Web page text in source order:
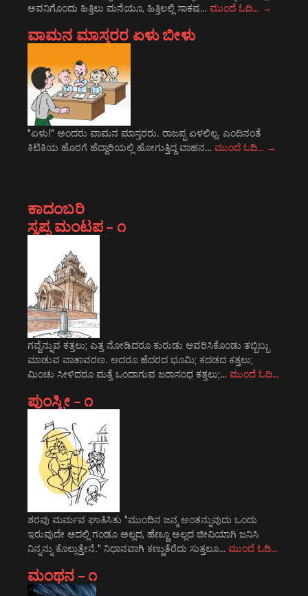
ಅವನಿಗೊಂದು ಹಿತ್ತಿಲು ಮನೆಯೂ, ಹಿತ್ತಿಲಲ್ಲಿ ಸಾಕಷ… ಮುಂದೆ ಓದಿ… →
ವಾಮನ ಮಾಸ್ತರರ ಏಳು ಬೀಳು
"ಏಳು!" ಅಂದರು ವಾಮನ ಮಾಸ್ತರರು. ರಾಜಪ್ಪ ಏಳಲಿಲ್ಲ. ಎಂದಿನಂತೆ
ಕಿಟಿಕಿಯ ಹೊರಗೆ ಹೆದ್ದಾರಿಯಲ್ಲಿ ಹೋಗುತ್ತಿದ್ದ ವಾಹನ… ಮುಂದೆ ಓದಿ… →
ಕಾದಂಬರಿ
ಸ್ವಪ್ನ ಮಂಟಪ – ೧
ಗವ್ವೆನ್ನುವ ಕತ್ತಲು; ಎತ್ತ ನೋಡಿದರೂ ಕುರುಡು ಆವರಿಸಿಕೊಂಡು ತಬ್ಬಿಬ್ಬು
ಮಾಡುವ ವಾತಾವರಣ. ಆದರೂ ಹೆದರದ ಭೂಮಿ; ಕದಡದ ಕತ್ತಲು;
ಮಿಂಚು ಸೀಳಿದರೂ ಮತ್ತೆ ಒಂದಾಗುವ ಜರಾಸಂಧ ಕತ್ತಲು;… ಮುಂದೆ ಓದಿ…
ಪುಂಸ್ತ್ರೀ – ೧
ಶರವು ಮರ್ಮವ ಘಾತಿಸಿತು "ಮುಂದಿನ ಜನ್ಮ ಅಂತನ್ನುವುದು ಒಂದು
ಇರುವುದೇ ಆದಲ್ಲಿ ಗಂಡೂ ಅಲ್ಲದ, ಹೆಣ್ಣೂ ಅಲ್ಲದ ಜೀವಿಯಾಗಿ ಜನಿಸಿ
ನಿನ್ನನ್ನು ಕೊಲ್ಲುತ್ತೇನೆ." ನಿಧಾನವಾಗಿ ಕಣ್ಣುತೆರೆದು ಸುತ್ತಲೂ… ಮುಂದೆ ಓದಿ…
ಮಂಥನ – ೧